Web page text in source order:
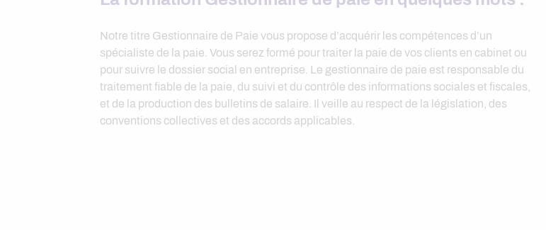
Notre titre Gestionnaire de Paie vous propose d’acquérir les compétences d’un
spécialiste de la paie. Vous serez formé pour traiter la paie de vos clients en cabinet ou
pour suivre le dossier social en entreprise. Le gestionnaire de paie est responsable du
traitement fiable de la paie, du suivi et du contrôle des informations sociales et fiscales,
et de la production des bulletins de salaire. Il veille au respect de la législation, des
conventions collectives et des accords applicables.